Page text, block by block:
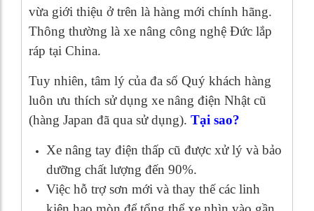
vừa giới thiệu ở trên là hàng mới chính hãng.
Thông thường là xe nâng công nghệ Đức lắp
ráp tại China.
Tuy nhiên, tâm lý của đa số Quý khách hàng
luôn ưu thích sử dụng xe nâng điện Nhật cũ
(hàng Japan đã qua sử dụng). Tại sao?
Xe nâng tay điện thấp cũ được xử lý và bảo
dưỡng chất lượng đến 90%.
Việc hỗ trợ sơn mới và thay thế các linh